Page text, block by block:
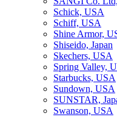
Schick, USA
Schiff, USA
Shine Armor,
Shiseido, Japan
Skechers, USA
Spring Valley,
Starbucks, USA
Sundown, USA
SUNSTAR,
Swanson, USA